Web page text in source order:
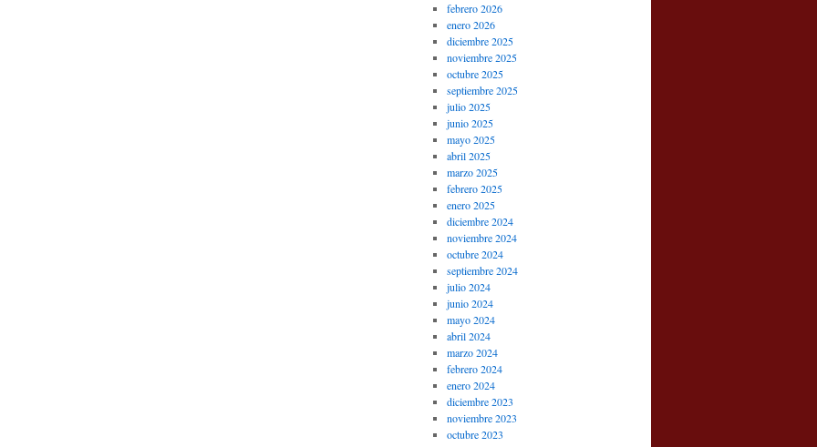
febrero 2026
enero 2026
diciembre 2025
noviembre 2025
octubre 2025
septiembre 2025
julio 2025
junio 2025
mayo 2025
abril 2025
marzo 2025
febrero 2025
enero 2025
diciembre 2024
noviembre 2024
octubre 2024
septiembre 2024
julio 2024
junio 2024
mayo 2024
abril 2024
marzo 2024
febrero 2024
enero 2024
diciembre 2023
noviembre 2023
octubre 2023